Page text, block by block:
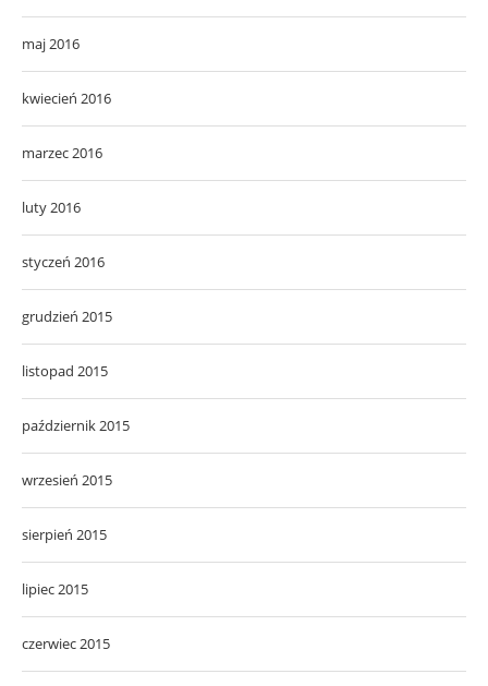
maj 2016
kwiecień 2016
marzec 2016
luty 2016
styczeń 2016
grudzień 2015
listopad 2015
październik 2015
wrzesień 2015
sierpień 2015
lipiec 2015
czerwiec 2015